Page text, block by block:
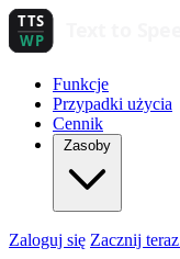
Funkcje
Przypadki użycia
Cennik
Zasoby
Zaloguj się Zacznij teraz